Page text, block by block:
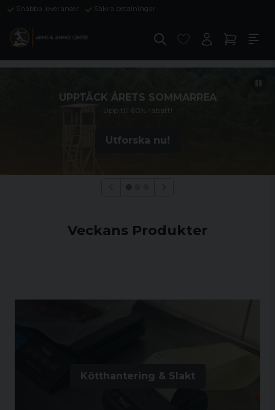
Snabba leveranser Säkra betalningar
UPPTÄCK ÅRETS SOMMARREA
Upp till 60% rabatt!
Utforska nu!
Veckans Produkter
Kötthantering & Slakt